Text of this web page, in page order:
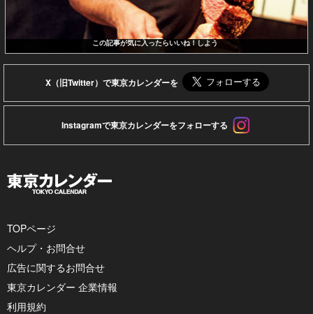
この記事が気に入ったらいいね！しよう
X（旧Twitter）で東京カレンダーを
Instagramで東京カレンダーをフォローする
TOPページ
ヘルプ・お問合せ
広告に関するお問合せ
東京カレンダー 企業情報
利用規約